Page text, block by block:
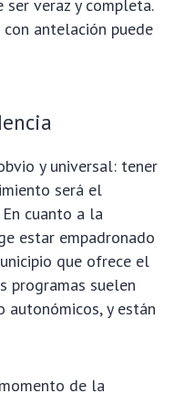
veraz y completa.
antelación puede
y universal: tener
será el
cuanto a la
estar empadronado
que ofrece el
programas suelen
y están
de la